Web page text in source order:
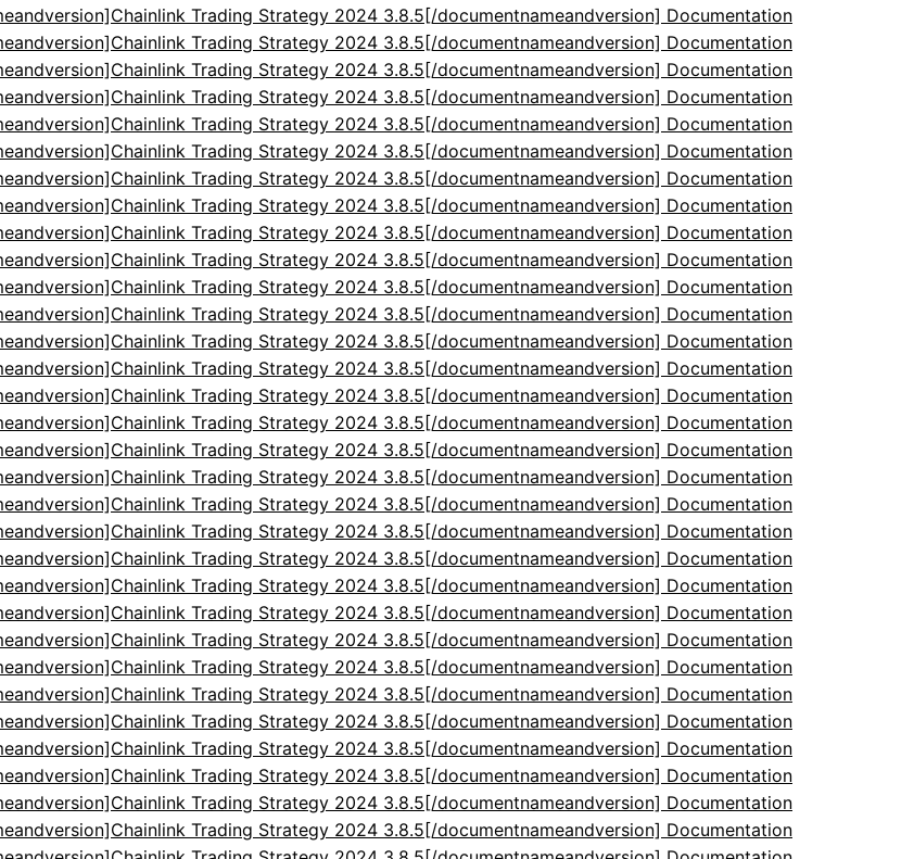
Trading Strategy 2024 3.8.5[/documentnameandversion] Documentation
Trading Strategy 2024 3.8.5[/documentnameandversion] Documentation
Trading Strategy 2024 3.8.5[/documentnameandversion] Documentation
Trading Strategy 2024 3.8.5[/documentnameandversion] Documentation
Trading Strategy 2024 3.8.5[/documentnameandversion] Documentation
Trading Strategy 2024 3.8.5[/documentnameandversion] Documentation
Trading Strategy 2024 3.8.5[/documentnameandversion] Documentation
Trading Strategy 2024 3.8.5[/documentnameandversion] Documentation
Trading Strategy 2024 3.8.5[/documentnameandversion] Documentation
Trading Strategy 2024 3.8.5[/documentnameandversion] Documentation
Trading Strategy 2024 3.8.5[/documentnameandversion] Documentation
Trading Strategy 2024 3.8.5[/documentnameandversion] Documentation
Trading Strategy 2024 3.8.5[/documentnameandversion] Documentation
Trading Strategy 2024 3.8.5[/documentnameandversion] Documentation
Trading Strategy 2024 3.8.5[/documentnameandversion] Documentation
Trading Strategy 2024 3.8.5[/documentnameandversion] Documentation
Trading Strategy 2024 3.8.5[/documentnameandversion] Documentation
Trading Strategy 2024 3.8.5[/documentnameandversion] Documentation
Trading Strategy 2024 3.8.5[/documentnameandversion] Documentation
Trading Strategy 2024 3.8.5[/documentnameandversion] Documentation
Trading Strategy 2024 3.8.5[/documentnameandversion] Documentation
Trading Strategy 2024 3.8.5[/documentnameandversion] Documentation
Trading Strategy 2024 3.8.5[/documentnameandversion] Documentation
Trading Strategy 2024 3.8.5[/documentnameandversion] Documentation
Trading Strategy 2024 3.8.5[/documentnameandversion] Documentation
Trading Strategy 2024 3.8.5[/documentnameandversion] Documentation
Trading Strategy 2024 3.8.5[/documentnameandversion] Documentation
Trading Strategy 2024 3.8.5[/documentnameandversion] Documentation
Trading Strategy 2024 3.8.5[/documentnameandversion] Documentation
Trading Strategy 2024 3.8.5[/documentnameandversion] Documentation
Trading Strategy 2024 3.8.5[/documentnameandversion] Documentation